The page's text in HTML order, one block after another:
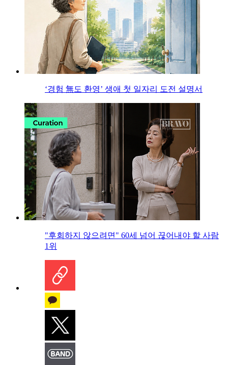
‘경험 無도 환영’ 생애 첫 일자리 도전 설명서
"후회하지 않으려면" 60세 넘어 끊어내야 할 사람
1위